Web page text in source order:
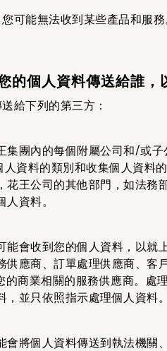
可能無法收到某些產品和服
的個人資料傳送給誰，
給下列的第三方：
團內的每個附屬公司和/或
資料的類別和收集個人資料
王公司的其他部門，如法務
資料。
會收到您的個人資料，以就
應商、訂單處理供應商、客
商業相關的服務供應商。處
並只依照指示處理個人資料。
將個人資料傳送到執法機關